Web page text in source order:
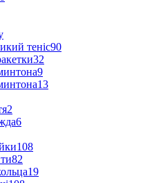
теніс90
32
9
13
2
6
108
82
19